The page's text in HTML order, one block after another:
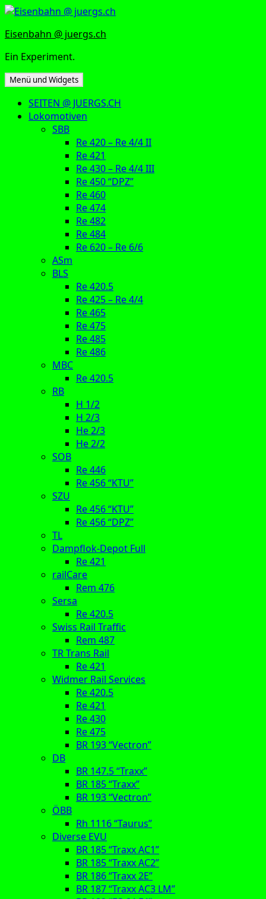
Zum
springen
Eisenbahn @ juergs.ch
Ein Experiment.
Menü und Widgets
SEITEN @ JUERGS.CH
Lokomotiven
SBB
Re 420 – Re 4/4 II
Re 421
Re 430 – Re 4/4 III
Re 450 “DPZ”
Re 460
Re 474
Re 482
Re 484
Re 620 – Re 6/6
ASm
BLS
Re 420.5
Re 425 – Re 4/4
Re 465
Re 475
Re 485
Re 486
MBC
Re 420.5
RB
H 1/2
H 2/3
He 2/3
He 2/2
SOB
Re 446
Re 456 “KTU”
SZU
Re 456 “KTU”
Re 456 “DPZ”
TL
Dampflok-Depot Full
Re 421
railCare
Rem 476
Sersa
Re 420.5
Swiss Rail Traffic
Rem 487
TR Trans Rail
Re 421
Widmer Rail Services
Re 420.5
Re 421
Re 430
Re 475
BR 193 “Vectron”
DB
BR 147.5 “Traxx”
BR 185 “Traxx”
BR 193 “Vectron”
ÖBB
Rh 1116 “Taurus”
Diverse EVU
BR 185 “Traxx AC1”
BR 185 “Traxx AC2”
BR 186 “Traxx 2E”
BR 187 “Traxx AC3 LM”